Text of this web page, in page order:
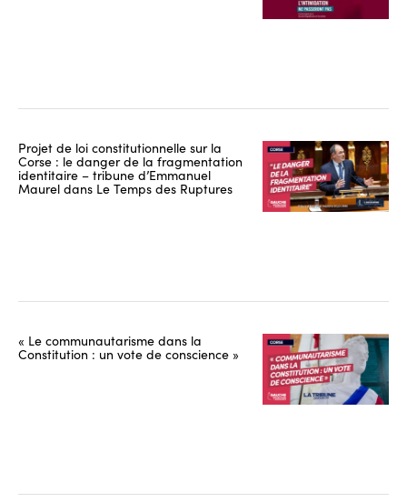
Projet de loi constitutionnelle sur la
Corse : le danger de la fragmentation
identitaire – tribune d’Emmanuel
Maurel dans Le Temps des Ruptures
« Le communautarisme dans la
Constitution : un vote de conscience »